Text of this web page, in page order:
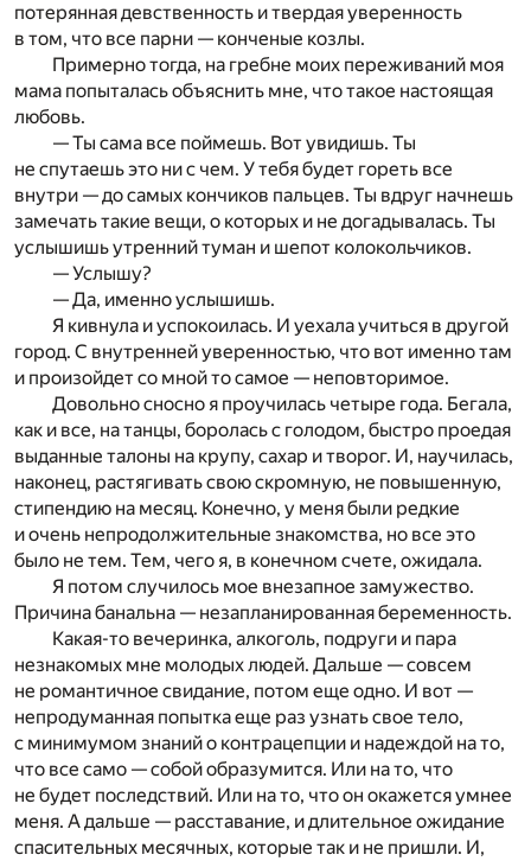
потерянная девственность и твердая уверенность
в том, что все парни — конченые козлы.
Примерно тогда, на гребне моих переживаний моя
мама попыталась объяснить мне, что такое настоящая
любовь.
— Ты сама все поймешь. Вот увидишь. Ты
не спутаешь это ни с чем. У тебя будет гореть все
внутри — до самых кончиков пальцев. Ты вдруг начнешь
замечать такие вещи, о которых и не догадывалась. Ты
услышишь утренний туман и шепот колокольчиков.
— Услышу?
— Да, именно услышишь.
Я кивнула и успокоилась. И уехала учиться в другой
город. С внутренней уверенностью, что вот именно там
и произойдет со мной то самое — неповторимое.
Довольно сносно я проучилась четыре года. Бегала,
как и все, на танцы, боролась с голодом, быстро проедая
выданные талоны на крупу, сахар и творог. И, научилась,
наконец, растягивать свою скромную, не повышенную,
стипендию на месяц. Конечно, у меня были редкие
и очень непродолжительные знакомства, но все это
было не тем. Тем, чего я, в конечном счете, ожидала.
Я потом случилось мое внезапное замужество.
Причина банальна — незапланированная беременность.
Какая-то вечеринка, алкоголь, подруги и пара
незнакомых мне молодых людей. Дальше — совсем
не романтичное свидание, потом еще одно. И вот —
непродуманная попытка еще раз узнать свое тело,
с минимумом знаний о контрацепции и надеждой на то,
что все само — собой образумится. Или на то, что
не будет последствий. Или на то, что он окажется умнее
меня. А дальше — расставание, и длительное ожидание
спасительных месячных, которые так и не пришли. И,